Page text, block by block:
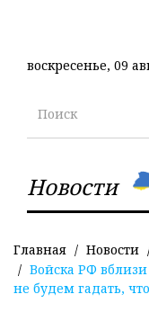
содержанию
воскресенье, 09
Поиск
Новости
Главная Новости
Войска РФ
не будем гадать,